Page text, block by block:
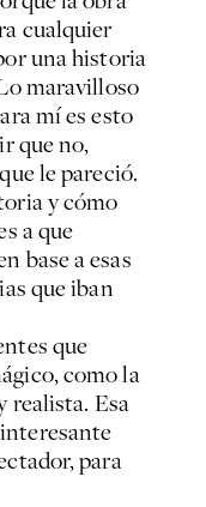
cualquier
una historia
maravilloso
mí es esto
que no,
le pareció.
y cómo
a que
base a esas
que iban
que
como la
realista. Esa
para